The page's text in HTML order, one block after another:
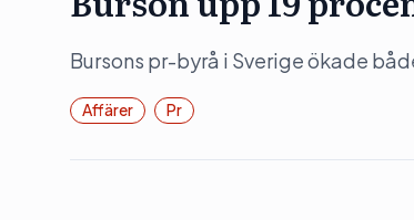
Bursons pr-byrå i Sverige ökade
Affärer Pr